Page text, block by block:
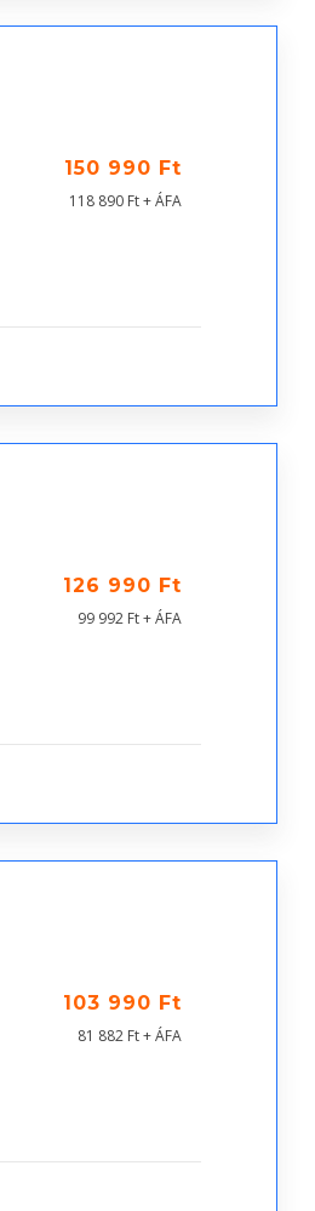
150 990 Ft
118 890 Ft + ÁFA
126 990 Ft
99 992 Ft + ÁFA
103 990 Ft
81 882 Ft + ÁFA